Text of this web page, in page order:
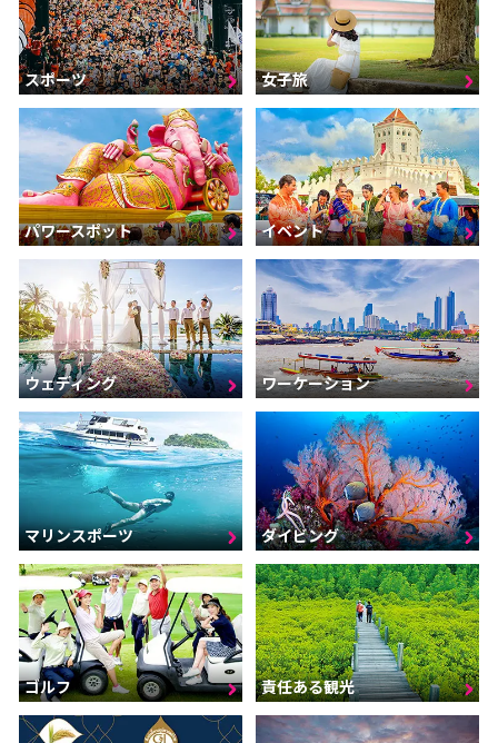
スポーツ 女子旅
パワースポット イベント
ウェディング ワーケーション
マリンスポーツ ダイビング
ゴルフ 責任ある観光